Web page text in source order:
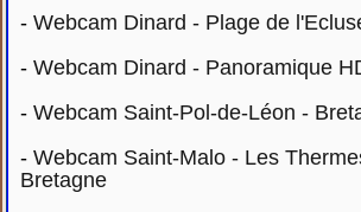
-Webcam Dinard - Plage de
-Webcam Dinard - Panoramique
-Webcam Saint-Pol-de-Léon -
-Webcam Saint-Malo - Les
Bretagne